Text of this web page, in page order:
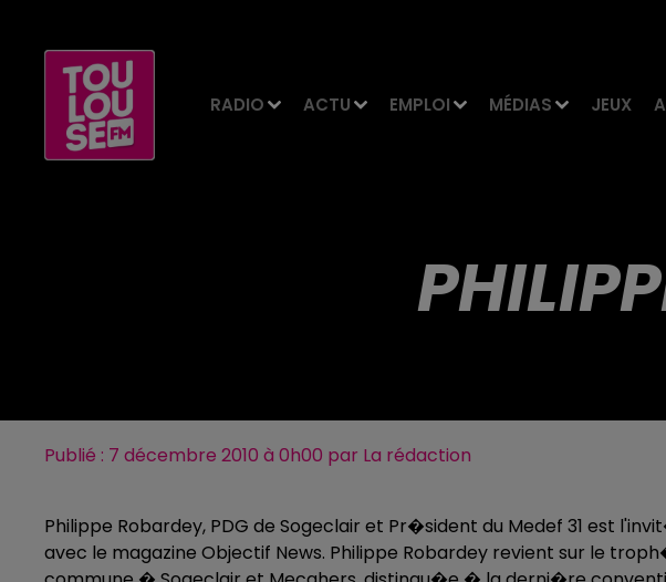
RADIO ACTU EMPLOI MÉDIAS JEUX
Publié : 7 décembre 2010 à 0h00 par La rédaction
Philippe Robardey, PDG de Sogeclair et Pr�sident du Medef 31 est
avec le magazine Objectif News. Philippe Robardey revient sur le